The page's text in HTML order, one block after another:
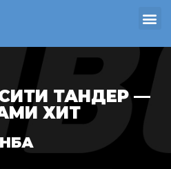
ТАНДЕР —
ХИТ
НБА